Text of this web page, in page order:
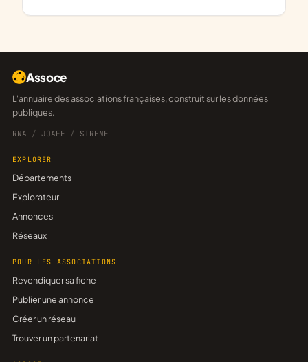
Assoce
L'annuaire des associations françaises, construit sur les données
publiques.
RNA / JOAFE / SIRENE
EXPLORER
Départements
Explorateur
Annonces
Réseaux
POUR LES ASSOCIATIONS
Revendiquer sa fiche
Publier une annonce
Créer un réseau
Trouver un partenariat